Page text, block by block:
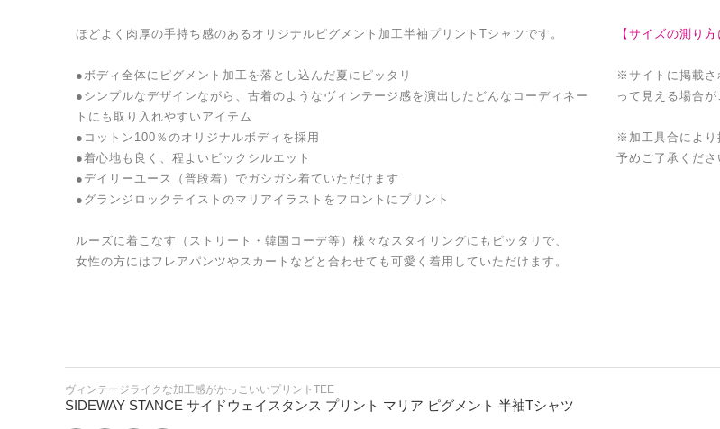
ほどよく肉厚の手持ち感のあるオリジナルピグメント加工半袖プリントTシャツです。
●ボディ全体にピグメント加工を落とし込んだ夏にピッタリ
●シンプルなデザインながら、古着のようなヴィンテージ感を演出したどんなコーディネー
トにも取り入れやすいアイテム
●コットン100％のオリジナルボディを採用
●着心地も良く、程よいビックシルエット
●デイリーユース（普段着）でガシガシ着ていただけます
●グランジロックテイストのマリアイラストをフロントにプリント
ルーズに着こなす（ストリート・韓国コーデ等）様々なスタイリングにもピッタリで、
女性の方にはフレアパンツやスカートなどと合わせても可愛く着用していただけます。
【サイズの測り
※サイトに掲載さ
って見える場合が
※加工具合により
予めご了承くださ
ヴィンテージライクな加工感がかっこいいプリントTEE
SIDEWAY STANCE サイドウェイスタンス プリント マリア ピグメント 半袖Tシャツ